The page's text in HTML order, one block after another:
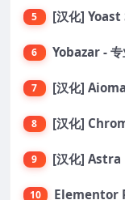
5
6
7
8
9
10 Elementor